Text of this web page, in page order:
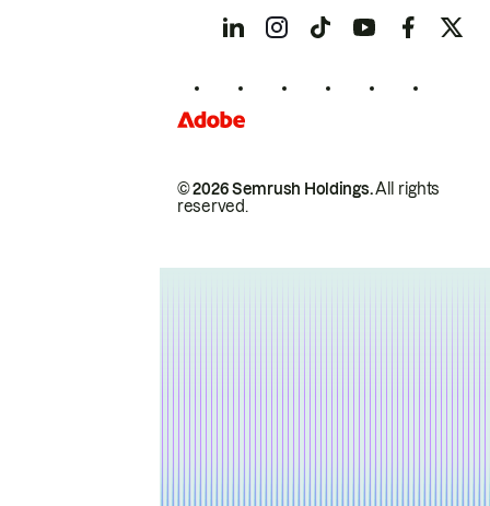
© 2026 Semrush Holdings.All rights
reserved.